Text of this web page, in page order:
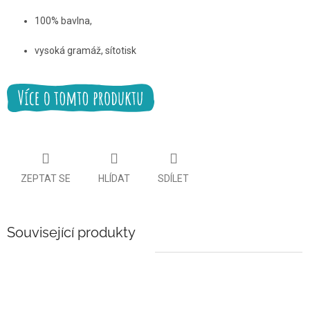
100% bavlna,
vysoká gramáž, sítotisk
ZEPTAT SE HLÍDAT SDÍLET
Související produkty